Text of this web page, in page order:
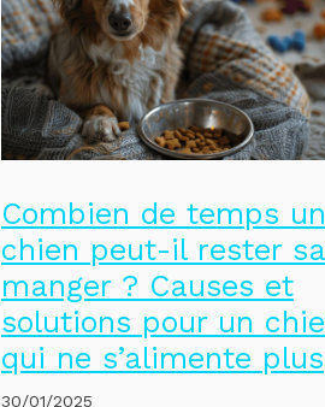
Combien de temps un
chien peut-il rester
manger ? Causes et
solutions pour un
qui ne s’alimente plus
30/01/2025